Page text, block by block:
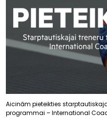
Aicinām pieteikties
programmai – International